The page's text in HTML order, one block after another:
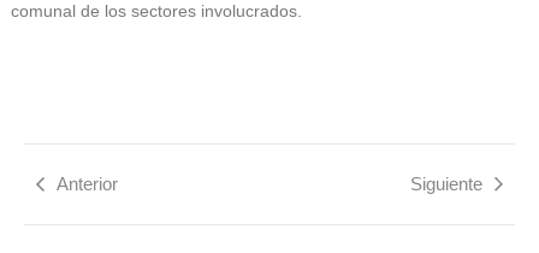
comunal de los sectores involucrados.
Anterior Siguiente